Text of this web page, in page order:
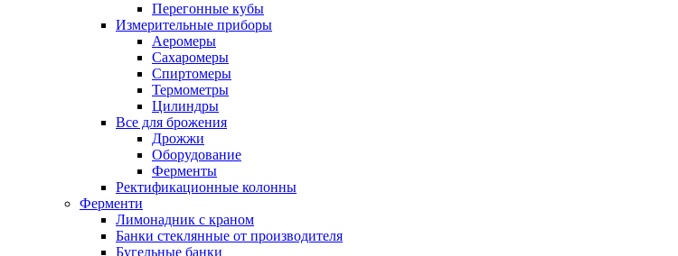
Перегонные кубы
Измерительные приборы
Аеромеры
Сахаромеры
Спиртомеры
Термометры
Цилиндры
Все для брожения
Дрожжи
Оборудование
Ферменты
Ректификационные колонны
Ферменти
Лимонадник с краном
Банки стеклянные от производителя
Бугельные банки